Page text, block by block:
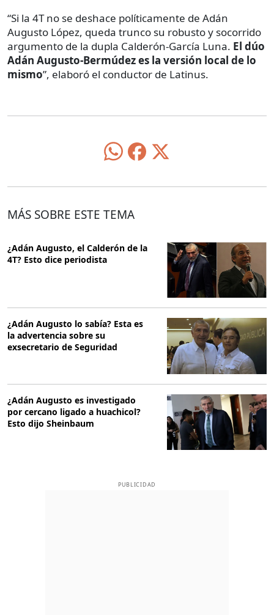
“Si la 4T no se deshace políticamente de Adán
Augusto López, queda trunco su robusto y socorrido
argumento de la dupla Calderón-García Luna. El dúo
Adán Augusto-Bermúdez es la versión local de lo
mismo”, elaboró el conductor de Latinus.
MÁS SOBRE ESTE TEMA
¿Adán Augusto, el Calderón de la
4T? Esto dice periodista
¿Adán Augusto lo sabía? Esta es
la advertencia sobre su
exsecretario de Seguridad
¿Adán Augusto es investigado
por cercano ligado a huachicol?
Esto dijo Sheinbaum
PUBLICIDAD